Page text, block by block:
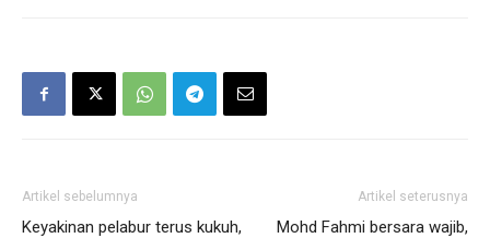
Artikel sebelumnya
Keyakinan pelabur terus kukuh,
Artikel seterusnya
Mohd Fahmi bersara wajib,